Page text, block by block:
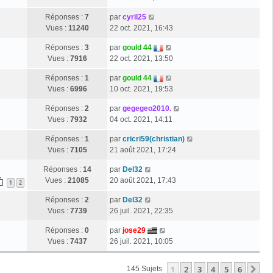
Réponses : 7
Vues : 11240
par cyril25
22 oct. 2021, 16:43
Réponses : 3
Vues : 7916
par gould 44
22 oct. 2021, 13:50
Réponses : 1
Vues : 6996
par gould 44
10 oct. 2021, 19:53
Réponses : 2
Vues : 7932
par gegegeo2010.
04 oct. 2021, 14:11
Réponses : 1
Vues : 7105
par cricri59(christian)
21 août 2021, 17:24
1 2
Réponses : 14
Vues : 21085
par Del32
20 août 2021, 17:43
Réponses : 2
Vues : 7739
par Del32
26 juil. 2021, 22:35
Réponses : 0
Vues : 7437
par jose29
26 juil. 2021, 10:05
145 Sujets 1 2 3 4 5 6